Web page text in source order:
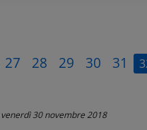
27 28 29 30 31
venerdì 30 novembre 2018